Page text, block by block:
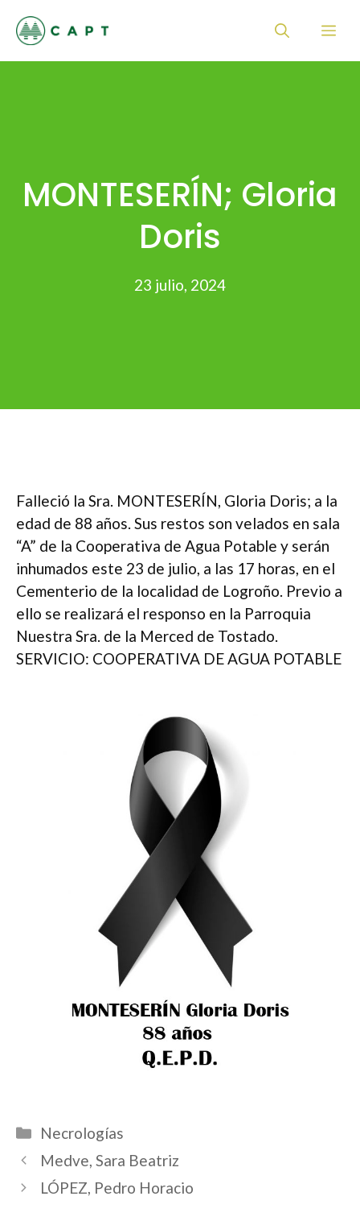
MONTESERÍN; Gloria
Doris
23 julio, 2024
Falleció la Sra. MONTESERÍN, Gloria Doris; a la
edad de 88 años. Sus restos son velados en sala
“A” de la Cooperativa de Agua Potable y serán
inhumados este 23 de julio, a las 17 horas, en el
Cementerio de la localidad de Logroño. Previo a
ello se realizará el responso en la Parroquia
Nuestra Sra. de la Merced de Tostado.
SERVICIO: COOPERATIVA DE AGUA POTABLE
Categorías
Necrologías
Medve, Sara Beatriz
LÓPEZ, Pedro Horacio